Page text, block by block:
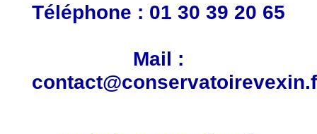
Téléphone : 01 30 39 20 65
Mail :